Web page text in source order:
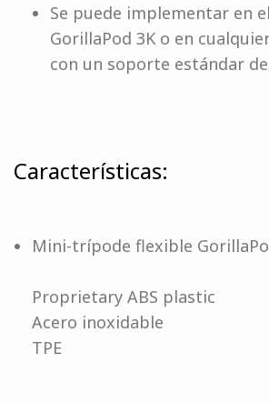
Se puede implementar en
GorillaPod 3K o en
con un soporte estándar de
Características:
Mini-trípode flexible
Proprietary ABS plastic
Acero inoxidable
TPE